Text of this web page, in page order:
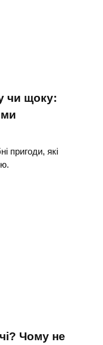
чи щоку:
пригоди, які
Чому не